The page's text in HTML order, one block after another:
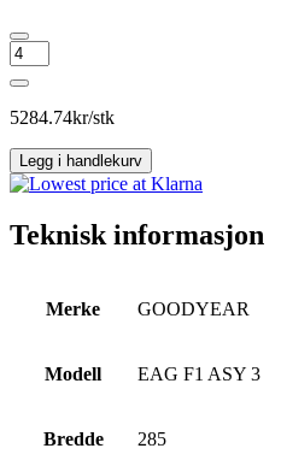
GOODYEAR
EAG
F1
ASY
antall
5284.74kr/stk
Legg i handlekurv
Teknisk informasjon
Merke GOODYEAR
Modell EAG F1 ASY 3
Bredde 285